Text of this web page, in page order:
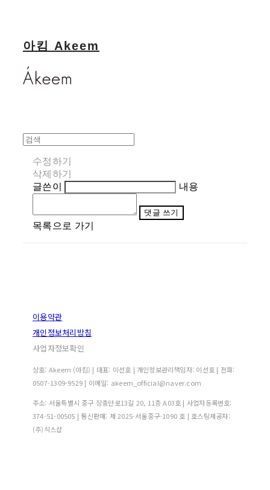
아킴 Akeem
수정하기
삭제하기
글쓴이
내용
댓글 쓰기
목록으로 가기
이용약관
개인정보처리방침
사업자정보확인
상호: Akeem (아킴) | 대표: 이선호 | 개인정보관리책임자: 이선호 | 전화:
0507-1309-9529 | 이메일: akeem_official@naver.com
주소: 서울특별시 중구 장충단로13길 20, 11층 A03호 | 사업자등록번호:
374-51-00505 | 통신판매: 제 2025-서울중구-1090 호 | 호스팅제공자:
(주)식스샵